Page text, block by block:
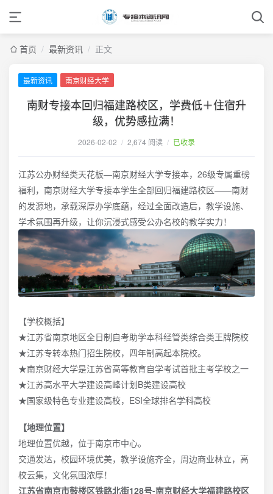
首页 / 最新资讯 / 正文
最新资讯 南京财经大学
南财专接本回归福建路校区，学费低＋住宿升
级，优势感拉满！
2026-02-02 / 2,674 阅读 / 已收录
江苏公办财经类天花板—南京财经大学专接本，26级专属重磅
福利，南京财经大学专接本学生全部回归福建路校区——南财
的发源地，承载深厚办学底蕴，经过全面改造后，教学设施、
学术氛围再升级，让你沉浸式感受公办名校的教学实力！
【学校概括】
★江苏省南京地区全日制自考助学本科经管类综合类王牌院校
★江苏专转本热门招生院校，四年制高起本院校。
★南京财经大学是江苏省高等教育自学考试首批主考学校之一
★江苏高水平大学建设高峰计划B类建设高校
★国家级特色专业建设高校，ESI全球排名学科高校
【地理位置】
地理位置优越，位于南京市中心。
交通发达，校园环境优美，教学设施齐全，周边商业林立，高
校云集，文化氛围浓厚！
江苏省南京市鼓楼区铁路北街128号-南京财经大学福建路校区